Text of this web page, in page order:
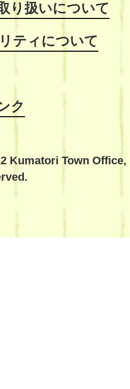
り扱いについて
ティについて
ク
Kumatori Town Office,